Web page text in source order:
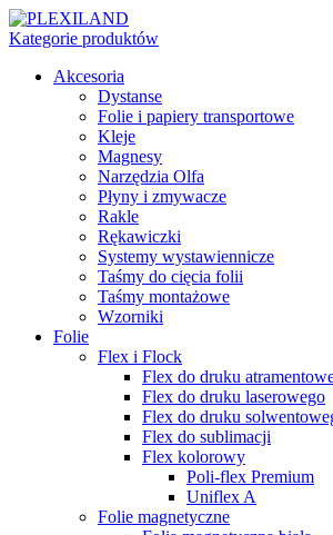
Kategorie produktów
Akcesoria
Dystanse
Folie i papiery transportowe
Kleje
Magnesy
Narzędzia Olfa
Płyny i zmywacze
Rakle
Rękawiczki
Systemy wystawiennicze
Taśmy do cięcia folii
Taśmy montażowe
Wzorniki
Folie
Flex i Flock
Flex do druku
Flex do druku laserowego
Flex do druku
Flex do sublimacji
Flex kolorowy
Poli-flex Premium
Uniflex A
Folie magnetyczne